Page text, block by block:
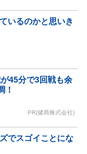
いるのかと思いき
45分で3回戦も余
！
PR(健商株式会社)
でスゴイことにな